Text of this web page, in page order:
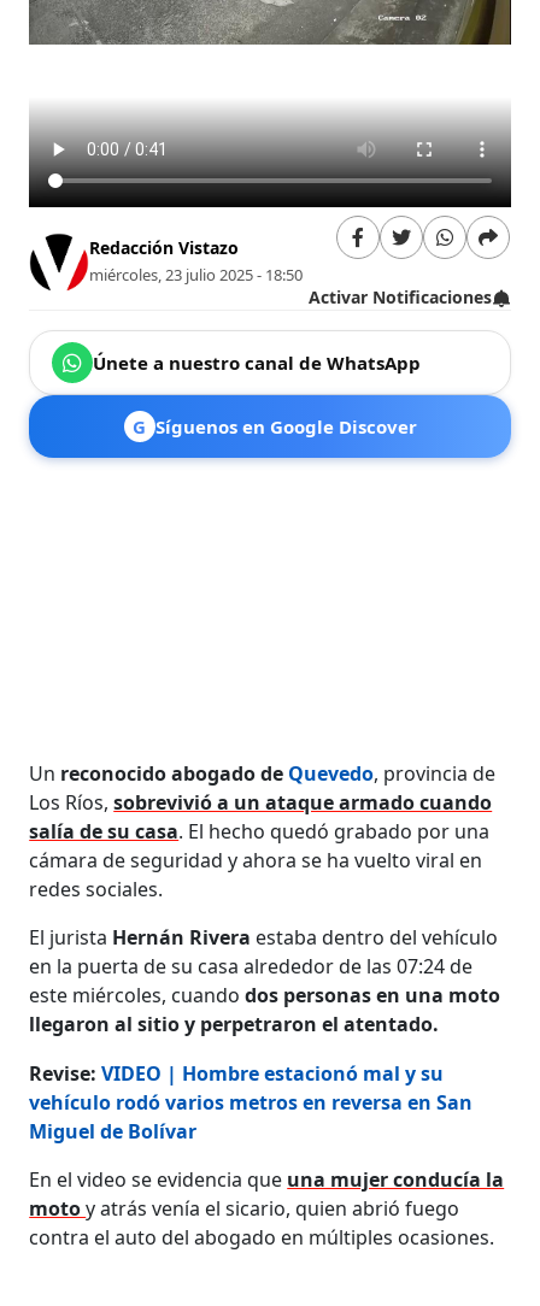
Redacción Vistazo
miércoles, 23 julio 2025 - 18:50
Activar Notificaciones
Únete a nuestro canal de WhatsApp
G Síguenos en Google Discover
Un reconocido abogado de Quevedo, provincia de
Los Ríos,sobrevivió a un ataque armado cuando
salía de su casa. El hecho quedó grabado por una
cámara de seguridad y ahora se ha vuelto viral en
redes sociales.
El jurista Hernán Rivera estaba dentro del vehículo
en la puerta de su casa alrededor de las 07:24 de
este miércoles, cuandodos personas en una moto
llegaron al sitio y perpetraron el atentado.
Revise:VIDEO | Hombre estacionó mal y su
vehículo rodó varios metros en reversa en San
Miguel de Bolívar
En el video se evidencia que una mujer conducía la
motoy atrás venía el sicario, quien abrió fuego
contra el auto del abogado en múltiples ocasiones.